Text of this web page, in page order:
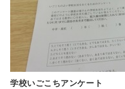
学校いごこちアンケート